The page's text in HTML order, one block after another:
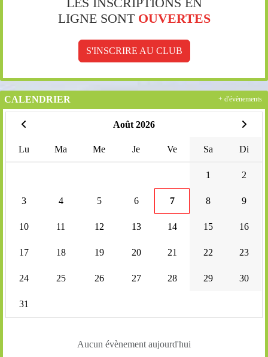
LIGNE SONT OUVERTES
S'INSCRIRE AU CLUB
CALENDRIER
Août 2026
Lu Ma Me Je Ve Sa Di
1 2
3 4 5 6 7 8 9
10 11 12 13 14 15 16
17 18 19 20 21 22 23
24 25 26 27 28 29 30
31
Aucun évènement aujourd'hui
+ d'évènements